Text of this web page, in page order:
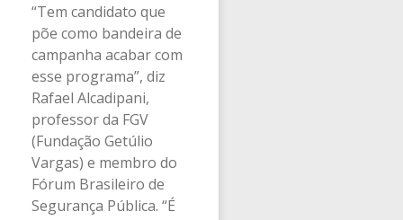
“Tem candidato que
põe como bandeira de
campanha acabar com
esse programa”, diz
Rafael Alcadipani,
professor da FGV
(Fundação Getúlio
Vargas) e membro do
Fórum Brasileiro de
Segurança Pública. “É